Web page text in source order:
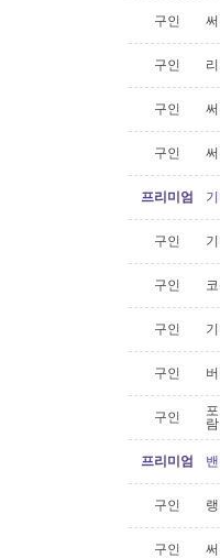
구인 써
구인
구인 써
구인 써
프리미엄
구인
구인
구인
구인
구인
람
프리미엄
구인 랭
구인 써